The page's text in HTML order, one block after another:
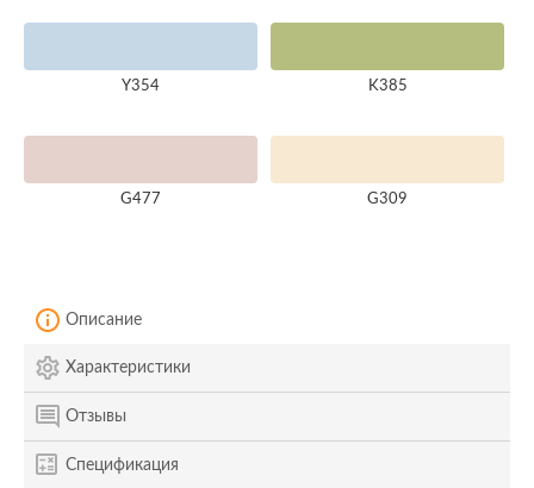
Y354 K385
G477 G309
Описание
Характеристики
Отзывы
Спецификация